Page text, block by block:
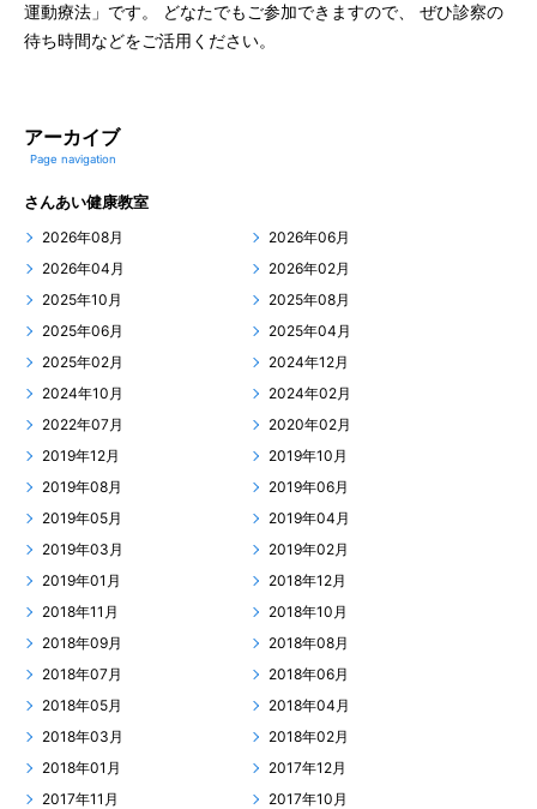
運動療法」です。 どなたでもご参加できますので、 ぜひ診察の
待ち時間などをご活用ください。
アーカイブ
Page navigation
さんあい健康教室
2026年08月
2026年06月
2026年04月
2026年02月
2025年10月
2025年08月
2025年06月
2025年04月
2025年02月
2024年12月
2024年10月
2024年02月
2022年07月
2020年02月
2019年12月
2019年10月
2019年08月
2019年06月
2019年05月
2019年04月
2019年03月
2019年02月
2019年01月
2018年12月
2018年11月
2018年10月
2018年09月
2018年08月
2018年07月
2018年06月
2018年05月
2018年04月
2018年03月
2018年02月
2018年01月
2017年12月
2017年11月
2017年10月